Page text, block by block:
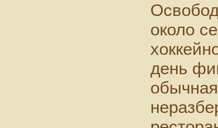
около
день